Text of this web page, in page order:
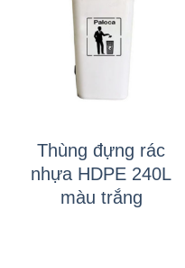
Thùng đựng rác
nhựa HDPE 240L
màu trắng